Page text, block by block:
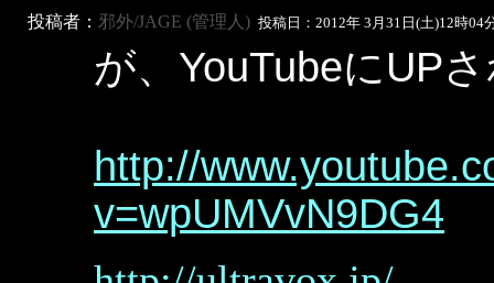
投稿者： 邪外/JAGE (管理人) 投稿日：2012年 3月31日(土)12時04
が、YouTubeにUP
http://
v=wpUMVvN9DG4